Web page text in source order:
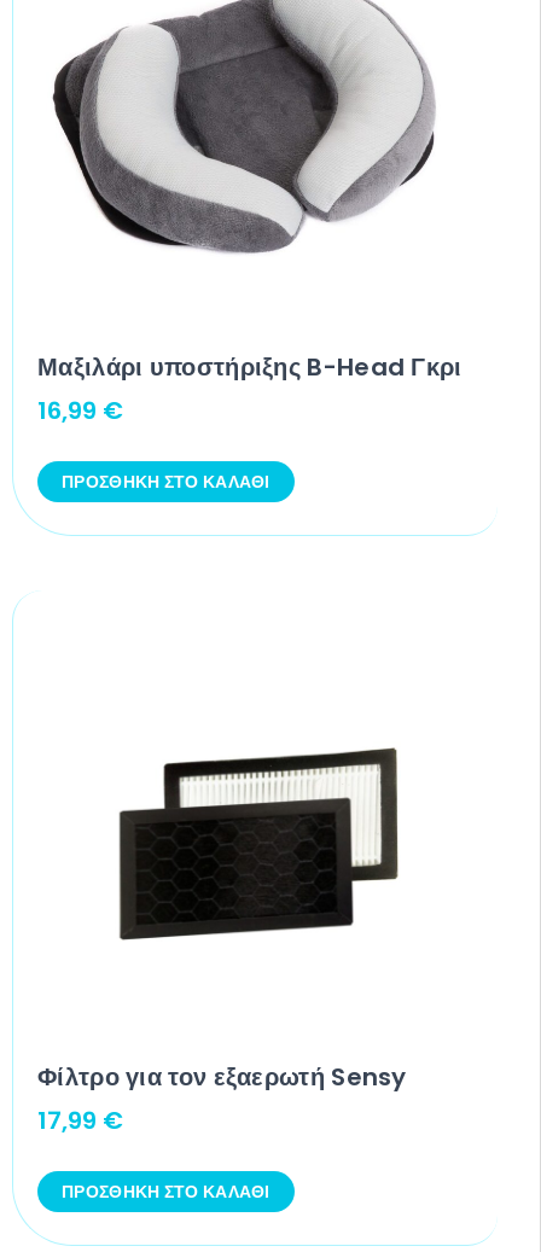
Μαξιλάρι υποστήριξης B-Head Γκρι
16,99 €
ΠΡΟΣΘΉΚΗ ΣΤΟ ΚΑΛΆΘΙ
Φίλτρο για τον εξαερωτή Sensy
17,99 €
ΠΡΟΣΘΉΚΗ ΣΤΟ ΚΑΛΆΘΙ